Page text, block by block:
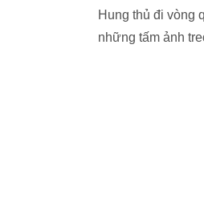
Hung thủ đi vòng
những tấm ảnh